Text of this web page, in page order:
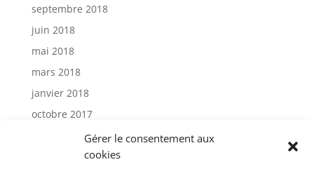
Gérer le consentement aux
cookies
septembre 2018
juin 2018
mai 2018
mars 2018
janvier 2018
octobre 2017
janvier 2017